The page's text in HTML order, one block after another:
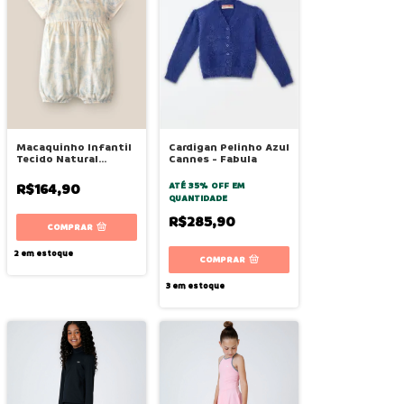
Macaquinho Infantil
Tecido Natural
Bugbee
R$164,90
COMPRAR
2em estoque
Cardigan Pelinho Azul
Cannes - Fabula
ATÉ 35% OFF EM
QUANTIDADE
R$285,90
COMPRAR
3em estoque